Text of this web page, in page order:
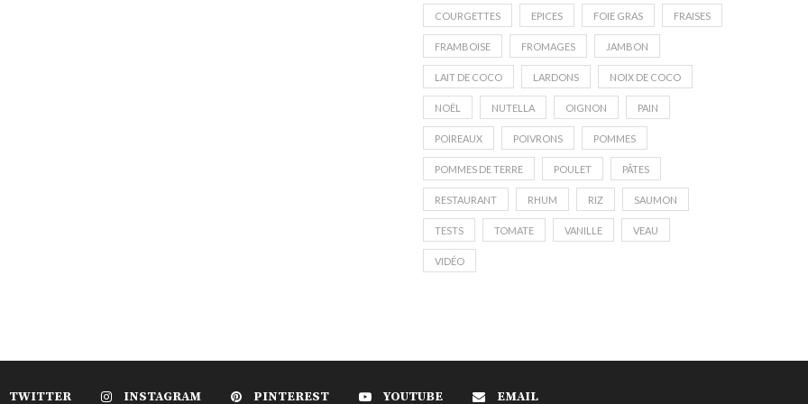
COURGETTES EPICES FOIE GRAS FRAISES
FRAMBOISE FROMAGES JAMBON
LAIT DE COCO LARDONS NOIX DE COCO
NOËL NUTELLA OIGNON PAIN
POIREAUX POIVRONS POMMES
POMMES DE TERRE POULET PÂTES
RESTAURANT RHUM RIZ SAUMON
TESTS TOMATE VANILLE VEAU
VIDÉO
TWITTER INSTAGRAM PINTEREST YOUTUBE EMAIL